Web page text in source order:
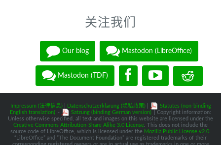
关注我们
Our blog Mastodon (LibreOffice)
Mastodon (TDF)
Impressum (法律信息)| Datenschutzerklärung (隐私政策)|
Statutes (non-binding
English translation) - Satzung (binding German version)
| Copyright information:
Unless otherwise specified, all text and images on this website are licensed under the
Creative Commons Attribution-Share Alike 3.0 License . This does not include the
source code of LibreOffice, which is licensed under the Mozilla Public License v2.0
“LibreOffice” and “The Document Foundation” are registered trademarks of their